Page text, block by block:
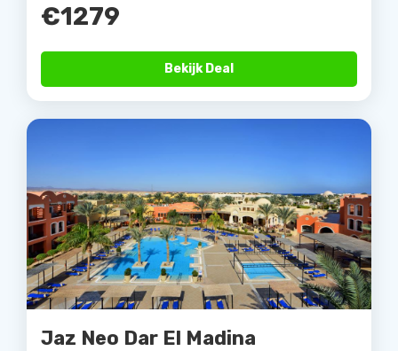
€1279
Bekijk Deal
Jaz Neo Dar El Madina